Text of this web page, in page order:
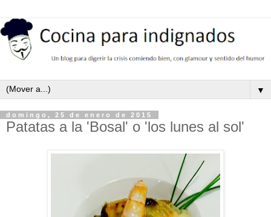
▼
domingo, 25 de enero de 2015
Patatas a la 'Bosal' o 'los lunes al sol'